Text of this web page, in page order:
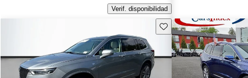
Verif. disponibilidad
Guarda este Aviso